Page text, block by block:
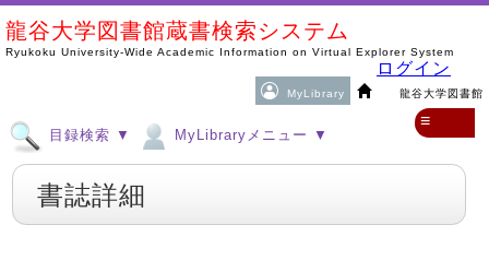
龍谷大学図書館蔵書検索システム
Ryukoku University-Wide Academic Information on Virtual Explorer System
MyLibrary 龍谷大学図書館
ログイン
目録検索 ▼ MyLibraryメニュー ▼
≡
書誌詳細